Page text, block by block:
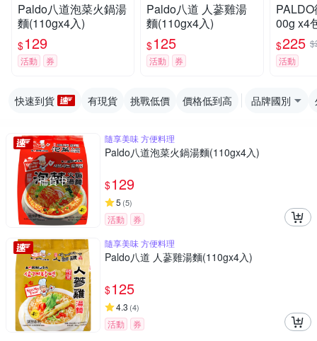
Paldo八道泡菜火鍋湯
麵(110gx4入)
$129
活動 券
Paldo八道 人蔘雞湯
麵(110gx4入)
$125
活動 券
00g x4
$225
活動
快速到貨 有現貨 挑戰低價 價格低到高 品牌國別
補貨中
隨享美味 方便料理
Paldo八道泡菜火鍋湯麵(110gx4入)
$129
5 (5)
活動
券
隨享美味 方便料理
Paldo八道 人蔘雞湯麵(110gx4入)
$125
4.3 (4)
活動
券